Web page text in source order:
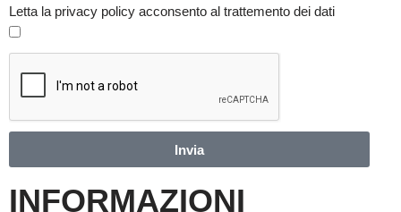
Letta la privacy policy acconsento al trattemento dei dati
Invia
INFORMAZIONI